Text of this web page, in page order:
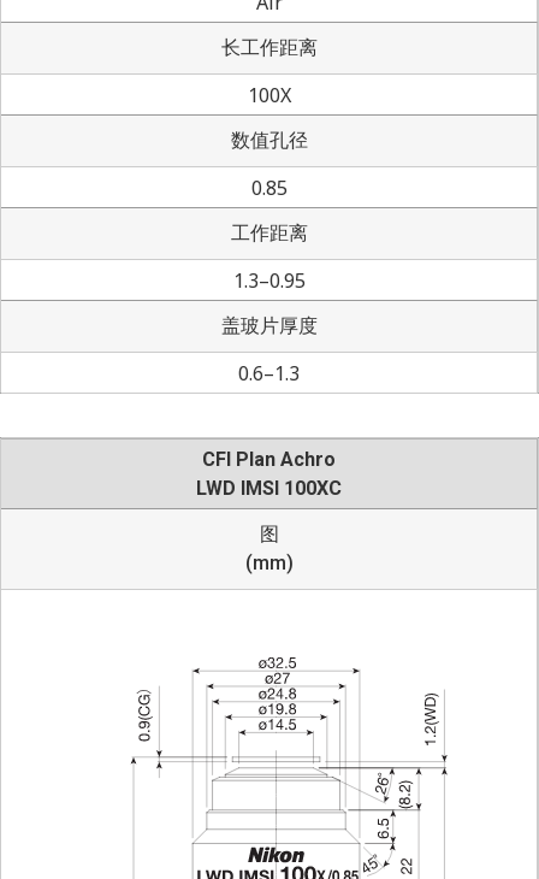
长工作距离
100X
数值孔径
0.85
工作距离
1.3–0.95
盖玻片厚度
0.6–1.3
CFI Plan Achro
LWD IMSI 100XC
图
(mm)